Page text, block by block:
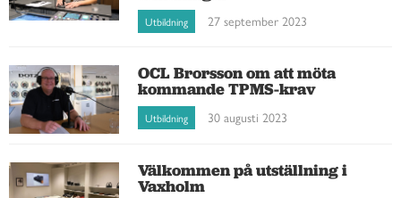
Utbildning 27 september 2023
OCL Brorsson om att möta
kommande TPMS-krav
Utbildning 30 augusti 2023
Välkommen på utställning i
Vaxholm